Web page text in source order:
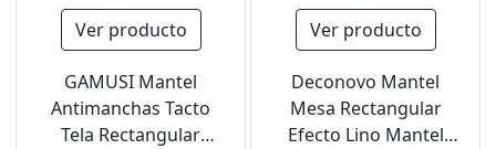
Ver producto
GAMUSI Mantel
Antimanchas Tacto
Tela Rectangular
Ver producto
Deconovo Mantel
Mesa Rectangular
Efecto Lino Mantel